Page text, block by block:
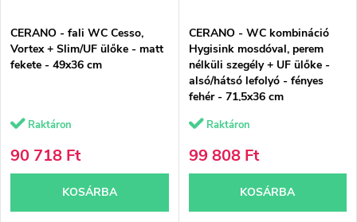
CERANO - fali WC Cesso,
Vortex + Slim/UF ülőke - matt
fekete - 49x36 cm
Raktáron
90 718 Ft
KOSÁRBA
CERANO - WC kombináció
Hygisink mosdóval, perem
nélküli szegély + UF ülőke -
alsó/hátsó lefolyó - fényes
fehér - 71,5x36 cm
Raktáron
99 808 Ft
KOSÁRBA